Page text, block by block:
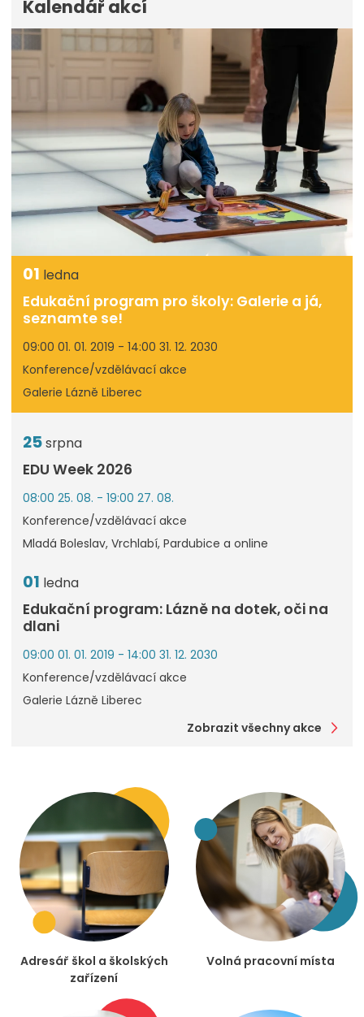
Kalendář akcí
01 ledna
Edukační program pro školy: Galerie a já,
seznamte se!
09:00 01. 01. 2019 - 14:00 31. 12. 2030
Konference/vzdělávací akce
Galerie Lázně Liberec
25srpna
EDU Week 2026
08:00 25. 08. - 19:00 27. 08.
Konference/vzdělávací akce
Mladá Boleslav, Vrchlabí, Pardubice a online
01 ledna
Edukační program: Lázně na dotek, oči na
dlani
09:00 01. 01. 2019 - 14:00 31. 12. 2030
Konference/vzdělávací akce
Galerie Lázně Liberec
Zobrazit všechny akce
Adresář škol a školských
zařízení
Volná pracovní místa